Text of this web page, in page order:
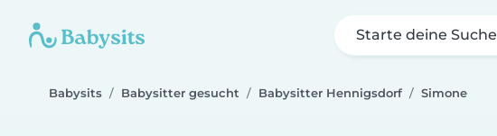
Starte deine Suche
Babysits Babysitter gesucht Babysitter Hennigsdorf Simone